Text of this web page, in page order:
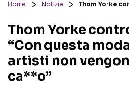
RECENSIONI MUSICALI
INTERVISTE
GOSSIP E CURIOSITÀ
Home Notizie Thom Yorke
Thom Yorke
“Con questa
artisti non
ca**o”